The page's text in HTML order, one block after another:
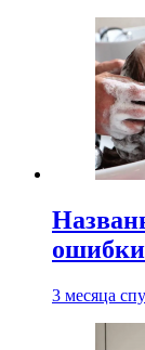
3 месяца